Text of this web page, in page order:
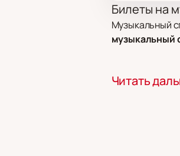
Билеты на
Музыкальный
музыкальный
Спектакль
Читать